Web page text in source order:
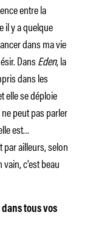
entre la
il y a quelque
dans ma vie
DansEden, la
dans les
elle se déploie
peut pas parler
est…
par ailleurs, selon
c’est beau
tous vos